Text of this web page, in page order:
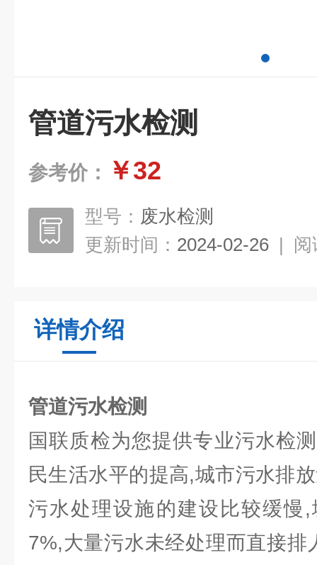
管道污水检测
参考价： ￥32
型号： 废水检测
更新时间： 2024-02-26 | 阅
详情介绍
管道污水检测
国联质检为您提供专业污水检
民生活水平的提高,城市污水排
污水处理设施的建设比较缓慢
7%,大量污水未经处理而直接排